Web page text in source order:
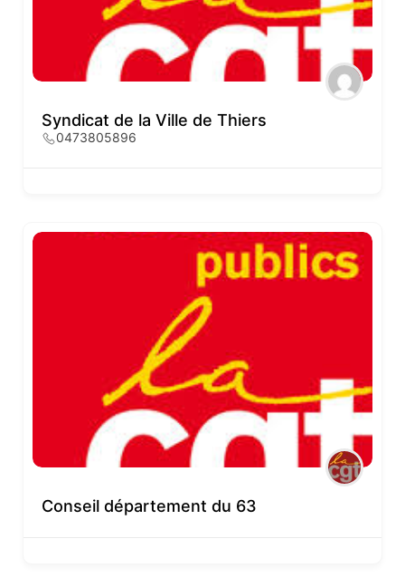
Syndicat de la Ville de Thiers
0473805896
Conseil département du 63